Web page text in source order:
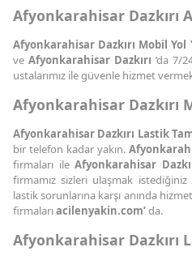
Afyonkarahisar Dazkırı
Afyonkarahisar Dazkırı Mobil Yol
ve Afyonkarahisar Dazkırı ’da 7/
ustalarımız ile güvenle hizmet
Afyonkarahisar Dazkırı
Afyonkarahisar Dazkırı Lastik
bir telefon kadar yakın.
firmaları ile Afyonkarahisar
firmamız sizleri ulaşmak istediğiniz
lastik sorunlarına karşı anında
firmalarıacilenyakin.com’da.
Afyonkarahisar Dazkırı